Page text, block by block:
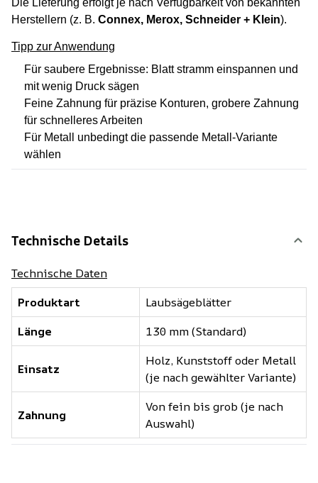
Herstellern (z. B. Connex, Merox, Schneider + Klein).
Tipp zur Anwendung
Für saubere Ergebnisse: Blatt stramm einspannen und
mit wenig Druck sägen
Feine Zahnung für präzise Konturen, grobere Zahnung
für schnelleres Arbeiten
Für Metall unbedingt die passende Metall-Variante
wählen
Technische Details
Technische Daten
Produktart
Laubsägeblätter
Länge
130 mm (Standard)
Einsatz
Holz, Kunststoff oder Metall
(je nach gewählter Variante)
Zahnung
Von fein bis grob (je nach
Auswahl)